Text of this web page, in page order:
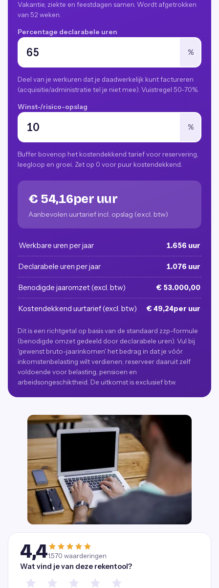
Vakantie, ziekte en feestdagen samen. Wordt afgetrokken
van 52 weken.
Percentage declarabele uren
%
Deel van je werkuren dat je daadwerkelijk kunt factureren
(acquisitie/administratie tel je niet mee). Vuistregel 50-70%.
Winst-/risico-opslag
%
Buffer bovenop het kostendekkend tarief voor reservering,
leegloop en groei. Zet op 0 voor puur kostendekkend.
€ 54,16per uur
Aanbevolen uurtarief incl. opslag (excl. btw)
Werkbare uren per jaar 1.656 uur
Declarabele uren per jaar 1.076 uur
Benodigde jaaromzet (excl. btw) € 53.000,00
Kostendekkend uurtarief (excl. btw) € 49,24per uur
Dit is een richtgetal op basis van de standaard zzp-formule
(benodigde omzet gedeeld door declarabele uren). Vul bij
'gewenst bruto-jaarinkomen' het bedrag in dat je vóór
inkomstenbelasting wilt verdienen; reserveer daaruit zelf
voldoende voor belasting, pensioen en
arbeidsongeschiktheid. De uitkomst is exclusief btw.
4,41.570 waarderingen
Wat vind je van deze rekentool?